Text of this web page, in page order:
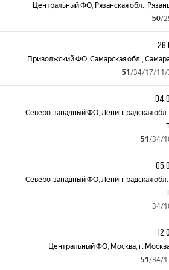
Центральный ФО, Рязанская обл.,
50/
Приволжский ФО,Самарская обл.,
51 /34/17/11/
Северо-западный ФО,Ленинградская обл.
51 /34/
Северо-западный ФО,Ленинградская обл.
34/
Центральный ФО, Москва, г.
51 /34/